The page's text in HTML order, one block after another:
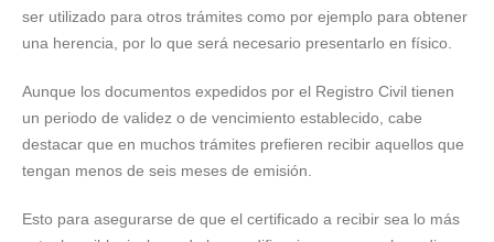
ser utilizado para otros trámites como por ejemplo para obtener
una herencia, por lo que será necesario presentarlo en físico.
Aunque los documentos expedidos por el Registro Civil tienen
un periodo de validez o de vencimiento establecido, cabe
destacar que en muchos trámites prefieren recibir aquellos que
tengan menos de seis meses de emisión.
Esto para asegurarse de que el certificado a recibir sea lo más